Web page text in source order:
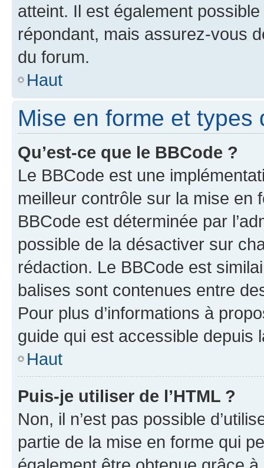
atteint. Il est également
répondant, mais assurez-vous
du forum.
Haut
Mise en forme et types
Qu’est-ce que le BBCode ?
Le BBCode est une
meilleur contrôle sur la mise en
BBCode est déterminée par
possible de la désactiver sur
rédaction. Le BBCode est
balises sont contenues entre
Pour plus d’informations à
guide qui est accessible depuis
Haut
Puis-je utiliser de l’HTML ?
Non, il n’est pas possible
partie de la mise en forme qui